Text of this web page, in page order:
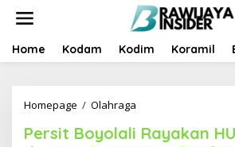
t
Home Kodam Kodim Koramil
Homepage / Olahraga
Persit Boyolali Rayakan